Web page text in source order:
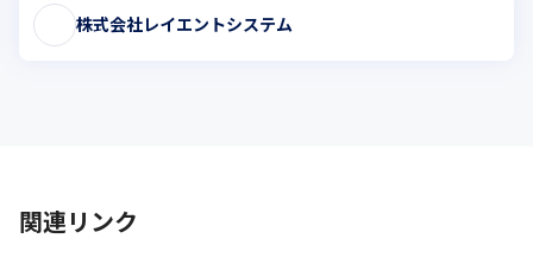
株式会社レイエントシステム
関連リンク